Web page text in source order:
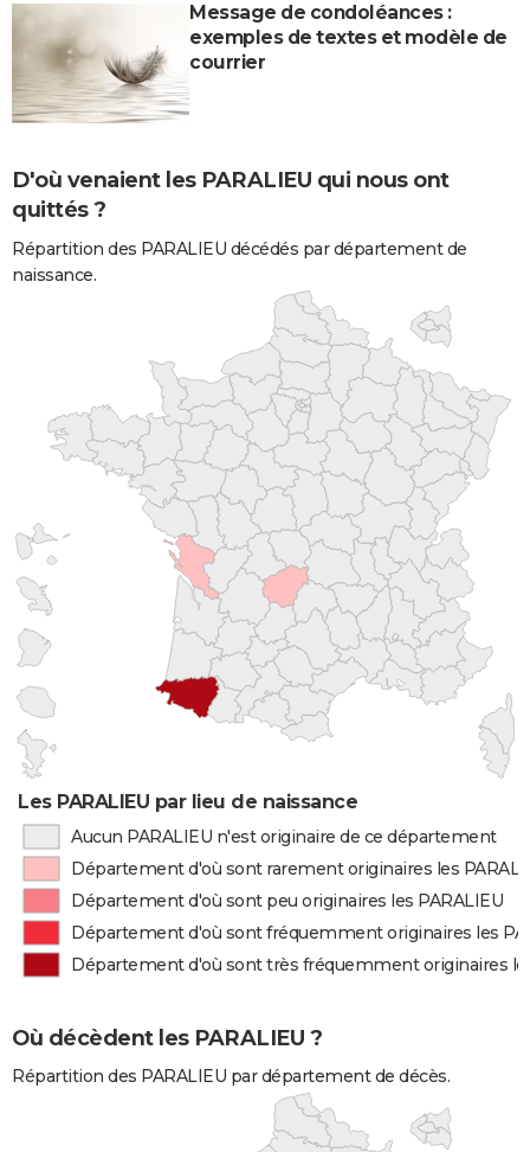
Message de condoléances :
exemples de textes et modèle de
courrier
D'où venaient les PARALIEU qui nous ont
quittés ?
Répartition des PARALIEU décédés par département de
naissance.
Les PARALIEU par lieu de naissance
Aucun PARALIEU n'est originaire de ce département
Département d'où sont rarement originaires les
Département d'où sont peu originaires les PARALIEU
Département d'où sont fréquemment originaires les
Département d'où sont très fréquemment originaires
Où décèdent les PARALIEU ?
Répartition des PARALIEU par département de décès.